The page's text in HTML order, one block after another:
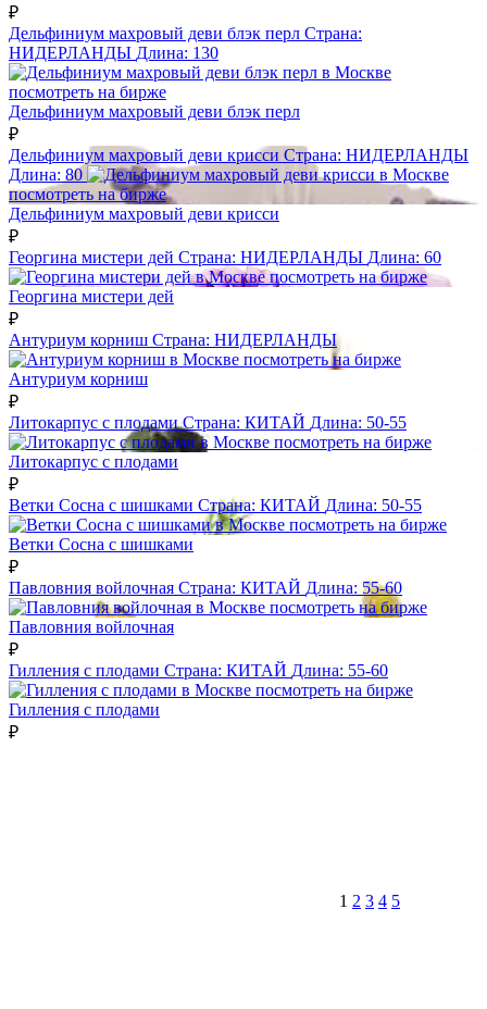
₽
Дельфиниум махровый деви блэк перл Страна:
НИДЕРЛАНДЫ Длина: 130
посмотреть на бирже
Дельфиниум махровый деви блэк перл
₽
Дельфиниум махровый деви крисси Страна: НИДЕРЛАНДЫ
Длина: 80
посмотреть на бирже
Дельфиниум махровый деви крисси
₽
Георгина мистери дей Страна: НИДЕРЛАНДЫ Длина: 60
посмотреть на бирже
Георгина мистери дей
₽
Антуриум корниш Страна: НИДЕРЛАНДЫ
посмотреть на бирже
Антуриум корниш
₽
Литокарпус с плодамиСтрана: КИТАЙ Длина: 50-55
посмотреть на бирже
Литокарпус с плодами
₽
Ветки Сосна с шишками Страна: КИТАЙ Длина: 50-55
посмотреть на бирже
Ветки Сосна с шишками
₽
Павловния войлочная Страна: КИТАЙ Длина: 55-60
посмотреть на бирже
Павловния войлочная
₽
Гилления с плодами Страна: КИТАЙ Длина: 55-60
посмотреть на бирже
Гилления с плодами
₽
1 2 3 4 5